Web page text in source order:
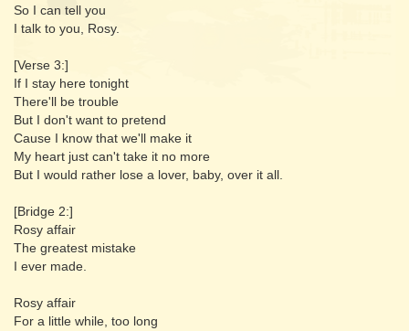
So I can tell you
I talk to you, Rosy.
[Verse 3:]
If I stay here tonight
There'll be trouble
But I don't want to pretend
Cause I know that we'll make it
My heart just can't take it no more
But I would rather lose a lover, baby, over it all.
[Bridge 2:]
Rosy affair
The greatest mistake
I ever made.
Rosy affair
For a little while, too long